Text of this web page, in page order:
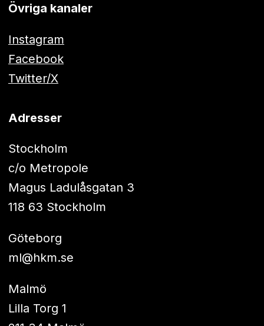
Övriga kanaler
Instagram
Facebook
Twitter/X
Adresser
Stockholm
c/o Metropole
Magus Ladulåsgatan 3
118 63 Stockholm
Göteborg
ml@hkm.se
Malmö
Lilla Torg 1